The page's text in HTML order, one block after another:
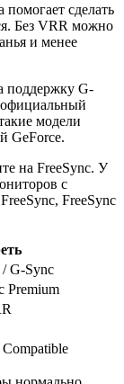
сделать
Без VRR можно
и менее
поддержку G-
модели
GeForce.
на FreeSync. У
с
FreeSync
G-Sync
Premium